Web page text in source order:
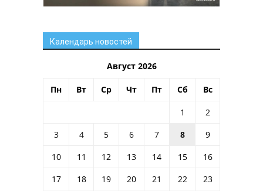
Календарь новостей
Август 2026
Пн Вт Ср Чт Пт Сб Вс
1
2
3
4 5 6 7 8
9
10
11 12 13 14 15
16
17
18 19 20 21 22
23